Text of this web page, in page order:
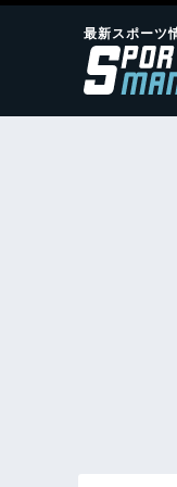
最新スポーツ